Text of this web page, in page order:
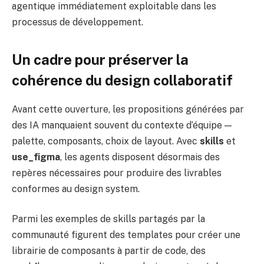
agentique immédiatement exploitable dans les
processus de développement.
Un cadre pour préserver la
cohérence du design collaboratif
Avant cette ouverture, les propositions générées par
des IA manquaient souvent du contexte d’équipe —
palette, composants, choix de layout. Avec skills et
use_figma, les agents disposent désormais des
repères nécessaires pour produire des livrables
conformes au design system.
Parmi les exemples de skills partagés par la
communauté figurent des templates pour créer une
librairie de composants à partir de code, des